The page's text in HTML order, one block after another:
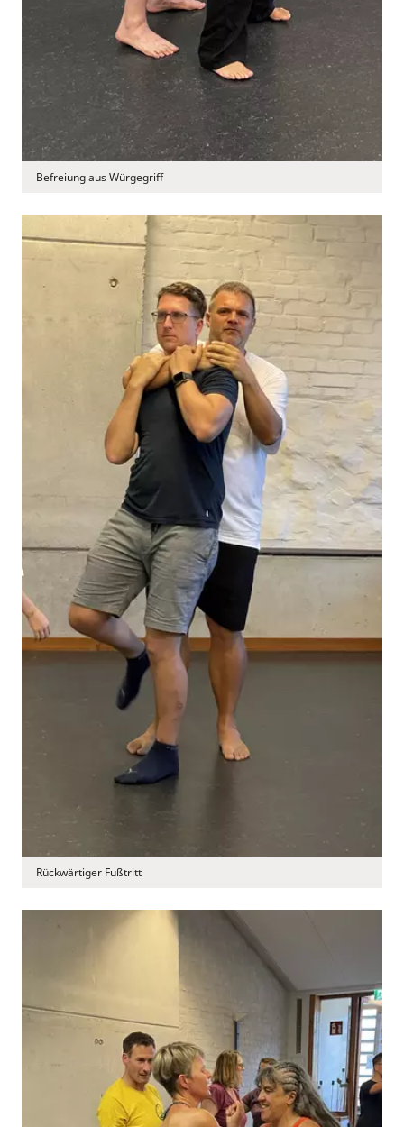
Befreiung aus Würgegriff
Rückwärtiger Fußtritt